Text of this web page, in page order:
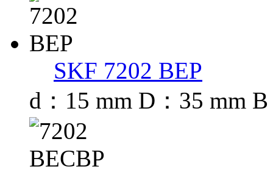
SKF 7202 BEP
d：15 mm D：35 mm